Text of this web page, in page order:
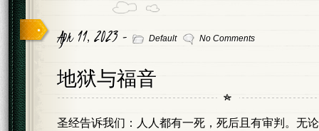
Apr 11, 2023 - Default No Comments
地狱与福音
圣经告诉我们：人人都有一死，死后且有审判。无